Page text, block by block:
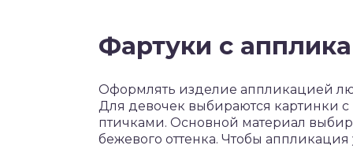
Фартуки с
Оформлять изделие аппликацией
Для девочек выбираются картинки
птичками. Основной материал
бежевого оттенка. Чтобы